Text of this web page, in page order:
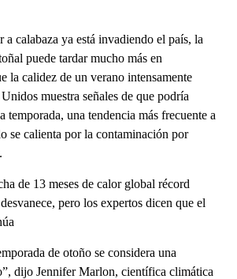
a calabaza ya está invadiendo el país, la
puede tardar mucho más en
la calidez de un verano intensamente
muestra señales de que podría
temporada, una tendencia más frecuente a
se calienta por la contaminación por
de 13 meses de calor global récord
pero los expertos dicen que el
de otoño se considera una
dijo Jennifer Marlon, científica climática